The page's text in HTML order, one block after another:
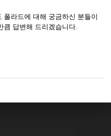
폴라드에 대해 궁금하신 분들이
큼 답변해 드리겠습니다.